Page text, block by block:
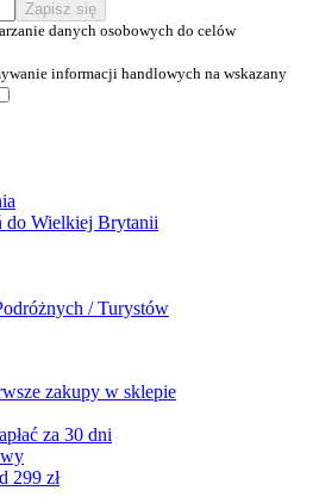
danych osobowych do celów
informacji handlowych na wskazany
do Wielkiej Brytanii
/ Turystów
zakupy w sklepie
za 30 dni
299 zł